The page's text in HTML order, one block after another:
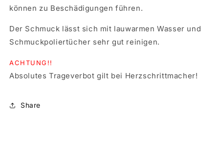
können zu Beschädigungen führen.
Der Schmuck lässt sich mit lauwarmen Wasser und
Schmuckpoliertücher sehr gut reinigen.
ACHTUNG!!
Absolutes Trageverbot gilt bei Herzschrittmacher!
Share